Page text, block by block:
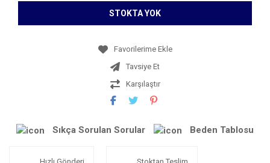
STOKTA YOK
Tavsiye Et
Karşılaştır
Sıkça Sorulan Sorular Beden Tablosu